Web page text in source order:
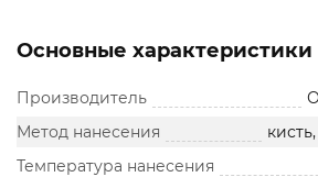
Основные характеристики
Производитель
Метод нанесения
Температура нанесения